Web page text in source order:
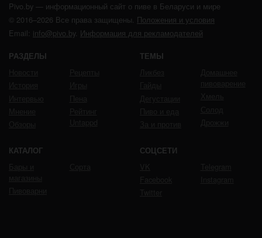
Pivo.by — информационный сайт о пиве в Беларуси и мире
© 2016–2026 Все права защищены. Положения и условия
Email: info@pivo.by. Информация для рекламодателей
РАЗДЕЛЫ ТЕМЫ
КАТАЛОГ СОЦСЕТИ